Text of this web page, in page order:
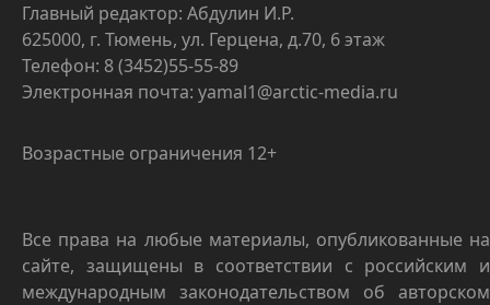
Главный редактор: Абдулин И.Р.
625000, г. Тюмень, ул. Герцена, д.70, 6 этаж
Телефон: 8 (3452)55-55-89
Электронная почта: yamal1@arctic-media.ru
Возрастные ограничения 12+
Все права на любые материалы, опубликованные на
сайте, защищены в соответствии с российским и
международным законодательством об авторском